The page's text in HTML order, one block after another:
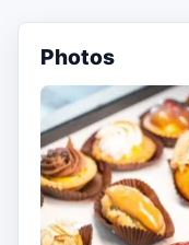
Photos